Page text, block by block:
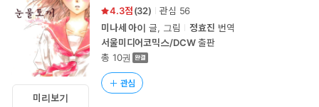
미리보기
4.3 (32) 관심 56
미나세 아이 글, 그림 정효진 번역
서울미디어코믹스/DCW출판
총 10권
관심